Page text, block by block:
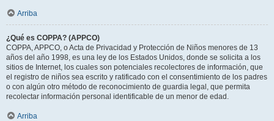
Arriba
¿Qué es COPPA? (APPCO)
COPPA, APPCO, o Acta de Privacidad y Protección de Niños menores de 13
años del año 1998, es una ley de los Estados Unidos, donde se solicita a los
sitios de Internet, los cuales son potenciales recolectores de información, que
el registro de niños sea escrito y ratificado con el consentimiento de los padres
o con algún otro método de reconocimiento de guardia legal, que permita
recolectar información personal identificable de un menor de edad.
Arriba